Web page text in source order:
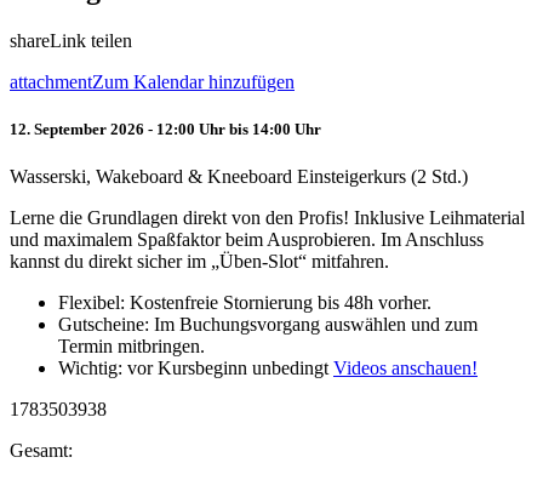
shareLink teilen
attachmentZum Kalendar hinzufügen
12. September 2026 - 12:00 Uhr bis 14:00 Uhr
Wasserski, Wakeboard & Kneeboard Einsteigerkurs (2 Std.)
Lerne die Grundlagen direkt von den Profis! Inklusive Leihmaterial
und maximalem Spaßfaktor beim Ausprobieren. Im Anschluss
kannst du direkt sicher im „Üben-Slot“ mitfahren.
Flexibel: Kostenfreie Stornierung bis 48h vorher.
Gutscheine: Im Buchungsvorgang auswählen und zum
Termin mitbringen.
Wichtig: vor Kursbeginn unbedingt Videos anschauen!
1783503938
Gesamt: